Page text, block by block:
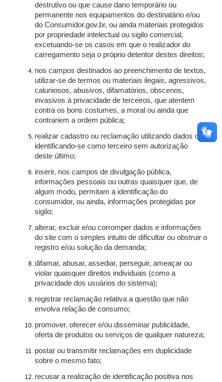
destrutivo ou que cause dano temporário ou
permanente nos equipamentos do destinatário e/ou
do Consumidor.gov.br, ou ainda materiais protegidos
por propriedade intelectual ou sigilo comercial,
excetuando-se os casos em que o realizador do
carregamento seja o próprio detentor destes direitos;
nos campos destinados ao preenchimento de textos,
utilizar-se de termos ou materiais ilegais, agressivos,
caluniosos, abusivos, difamatórios, obscenos,
invasivos à privacidade de terceiros, que atentem
contra os bons costumes, a moral ou ainda que
contrariem a ordem pública;
realizar cadastro ou reclamação utilizando dados ou
identificando-se como terceiro sem autorização
deste último;
inserir, nos campos de divulgação pública,
informações pessoais ou outras quaisquer que, de
algum modo, permitam a identificação do
consumidor, ou ainda, informações protegidas por
sigilo;
alterar, excluir e/ou corromper dados e informações
do site com o simples intuito de dificultar ou obstruir o
registro e/ou solução da demanda;
difamar, abusar, assediar, perseguir, ameaçar ou
violar quaisquer direitos individuais (como a
privacidade dos usuários do sistema);
registrar reclamação relativa a questão que não
envolva relação de consumo;
promover, oferecer e/ou disseminar publicidade,
oferta de produtos ou serviços de qualquer natureza;
postar ou transmitir reclamações em duplicidade
sobre o mesmo fato;
recusar a realização de identificação positiva nos